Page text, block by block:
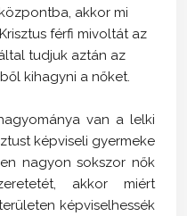
akkor mi
férfi mivoltát az
tudjuk aztán az
kihagyni a nőket.
van a lelki
képviseli gyermeke
nagyon sokszor nők
akkor miért
képviselhessék